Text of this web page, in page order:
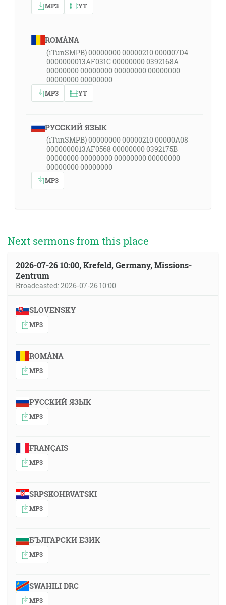
MP3 YT
ROMÂNA
(iTunSMPB) 00000000 00000210 000007D4
0000000013AF031C 00000000 0392168A
00000000 00000000 00000000 00000000
00000000 00000000
MP3 YT
РУССКИЙ ЯЗЫК
(iTunSMPB) 00000000 00000210 00000A08
0000000013AF0568 00000000 0392175B
00000000 00000000 00000000 00000000
00000000 00000000
MP3
Next sermons from this place
2026-07-26 10:00, Krefeld, Germany, Missions-
Zentrum
Broadcasted: 2026-07-26 10:00
SLOVENSKY
MP3
ROMÂNA
MP3
РУССКИЙ ЯЗЫК
MP3
FRANÇAIS
MP3
SRPSKOHRVATSKI
MP3
БЪЛГАРСКИ ЕЗИК
MP3
SWAHILI DRC
MP3